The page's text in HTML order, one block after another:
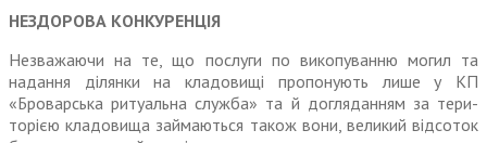
НЕЗДОРОВА КОНКУРЕНЦІЯ
Незважаючи на те, що послуги по викопуванню могил та
надання ділянки на кладовищі пропонують лише у КП
«Броварська ритуальна служба» та й догляданням за тери­
торією кладовища займаються також вони, великий відсоток